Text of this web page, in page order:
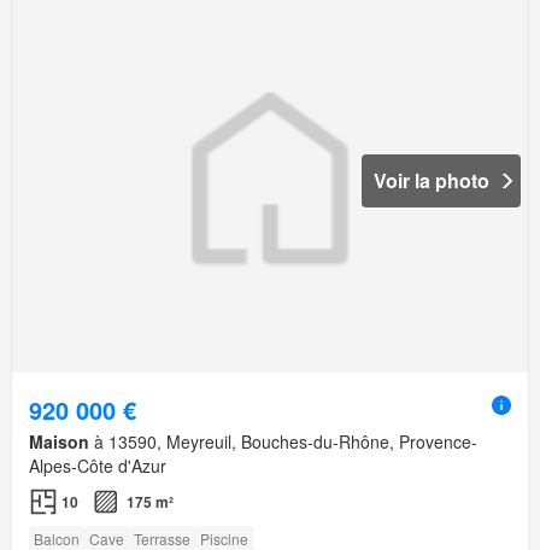
Voir la photo
920 000 €
Maison à 13590, Meyreuil, Bouches-du-Rhône, Provence-
Alpes-Côte d'Azur
10 175 m²
Balcon Cave Terrasse Piscine